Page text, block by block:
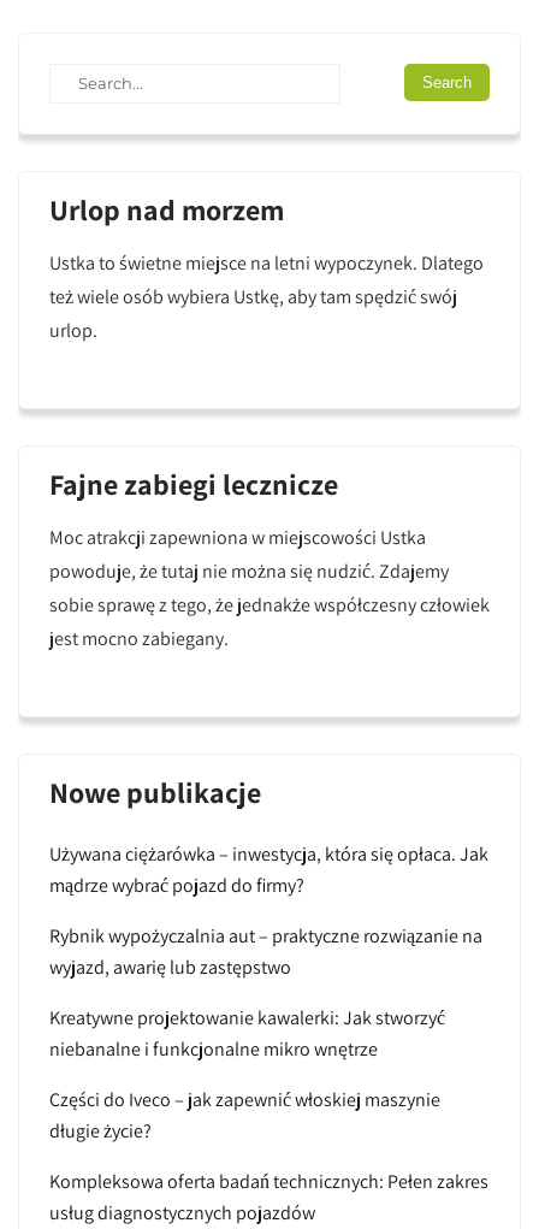
Urlop nad morzem
Ustka to świetne miejsce na letni wypoczynek. Dlatego
też wiele osób wybiera Ustkę, aby tam spędzić swój
urlop.
Fajne zabiegi lecznicze
Moc atrakcji zapewniona w miejscowości Ustka
powoduje, że tutaj nie można się nudzić. Zdajemy
sobie sprawę z tego, że jednakże współczesny człowiek
jest mocno zabiegany.
Nowe publikacje
Używana ciężarówka – inwestycja, która się opłaca. Jak
mądrze wybrać pojazd do firmy?
Rybnik wypożyczalnia aut – praktyczne rozwiązanie na
wyjazd, awarię lub zastępstwo
Kreatywne projektowanie kawalerki: Jak stworzyć
niebanalne i funkcjonalne mikro wnętrze
Części do Iveco – jak zapewnić włoskiej maszynie
długie życie?
Kompleksowa oferta badań technicznych: Pełen zakres
usług diagnostycznych pojazdów